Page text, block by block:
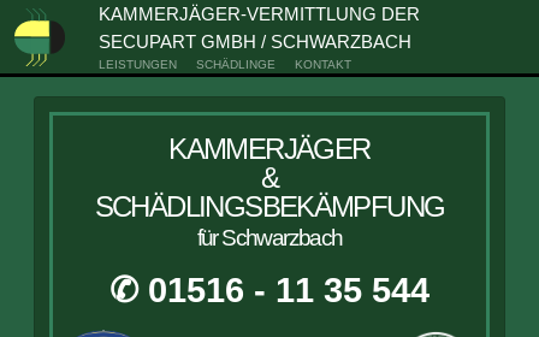
KAMMERJÄGER-VERMITTLUNG DER
SECUPART GMBH / SCHWARZBACH
LEISTUNGEN SCHÄDLINGE KONTAKT
KAMMERJÄGER
&
SCHÄDLINGSBEKÄMPFUNG
für Schwarzbach
✆ 01516 - 11 35 544